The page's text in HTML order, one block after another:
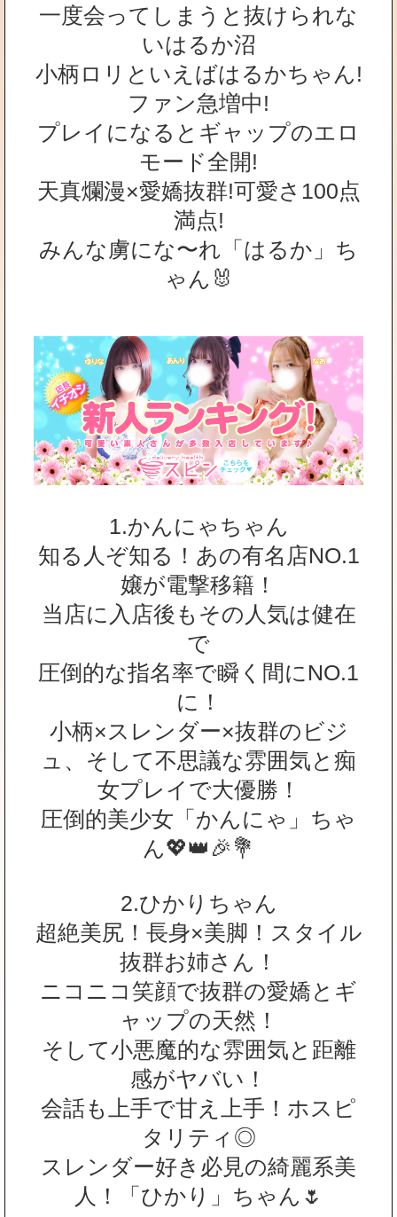
一度会ってしまうと抜けられな
いはるか沼
小柄ロリといえばはるかちゃん!
ファン急増中!
プレイになるとギャップのエロ
モード全開!
天真爛漫×愛嬌抜群!可愛さ100点
満点!
みんな虜にな〜れ「はるか」ち
ゃん🐰
1.かんにゃちゃん
知る人ぞ知る！あの有名店NO.1
嬢が電撃移籍！
当店に入店後もその人気は健在
で
圧倒的な指名率で瞬く間にNO.1
に！
小柄×スレンダー×抜群のビジ
ュ、そして不思議な雰囲気と痴
女プレイで大優勝！
圧倒的美少女「かんにゃ」ちゃ
ん💖👑🎉💐
2.ひかりちゃん
超絶美尻！長身×美脚！スタイル
抜群お姉さん！
ニコニコ笑顔で抜群の愛嬌とギ
ャップの天然！
そして小悪魔的な雰囲気と距離
感がヤバい！
会話も上手で甘え上手！ホスピ
タリティ◎
スレンダー好き必見の綺麗系美
人！「ひかり」ちゃん🌷